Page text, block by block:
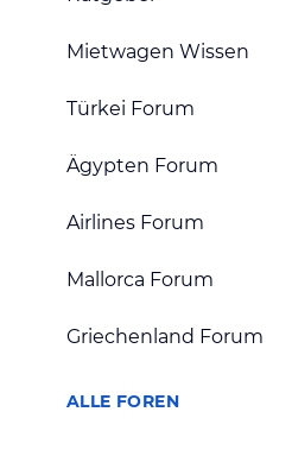
Mietwagen Wissen
Türkei Forum
Ägypten Forum
Airlines Forum
Mallorca Forum
Griechenland Forum
ALLE FOREN